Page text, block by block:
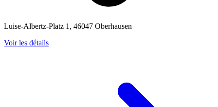
Luise-Albertz-Platz 1, 46047 Oberhausen
Voir les détails